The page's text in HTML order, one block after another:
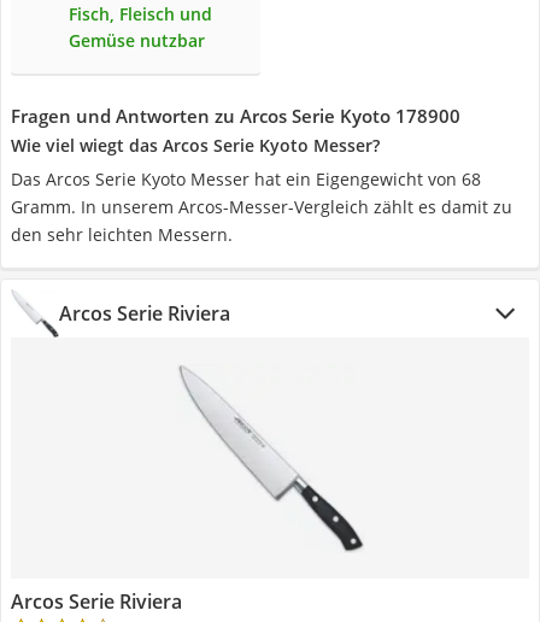
Fisch, Fleisch und
Gemüse nutzbar
Fragen und Antworten zu Arcos Serie Kyoto 178900
Wie viel wiegt das Arcos Serie Kyoto Messer?
Das Arcos Serie Kyoto Messer hat ein Eigengewicht von 68
Gramm. In unserem Arcos-Messer-Vergleich zählt es damit zu
den sehr leichten Messern.
Arcos Serie Riviera
Arcos Serie Riviera